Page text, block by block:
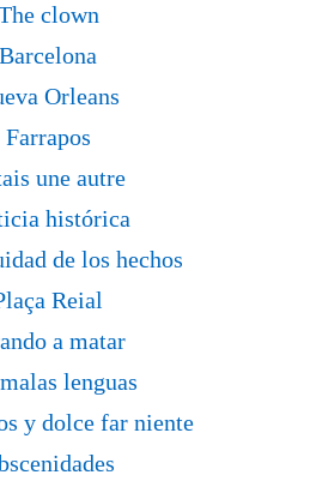
clown
Barcelona
Orleans
Farrapos
une autre
histórica
de los hechos
Reial
a matar
lenguas
y dolce far niente